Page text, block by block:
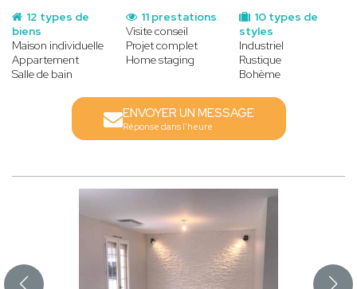
12 types de
biens
Maison individuelle
Appartement
Salle de bain
10 types de
styles
Industriel
Rustique
Bohème
11 prestations
Visite conseil
Projet complet
Home staging
ENVOYER UN MESSAGE
Réponse dans l'heure